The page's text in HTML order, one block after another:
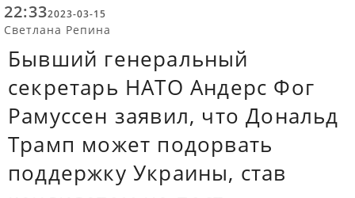
22:332023-03-15
Светлана Репина
Бывший генеральный
секретарь НАТО Андерс Фог
Рамуссен заявил, что Дональд
Трамп может подорвать
поддержку Украины, став